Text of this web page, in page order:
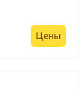
Цены